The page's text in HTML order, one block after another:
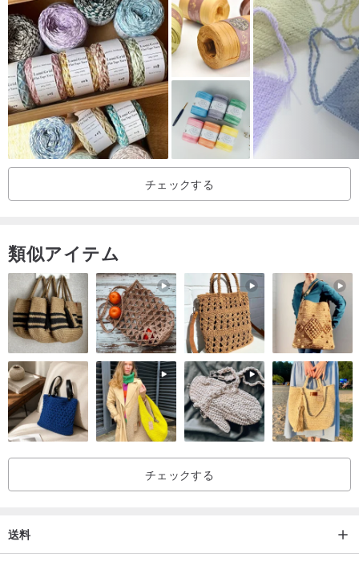
チェックする
類似アイテム
チェックする
送料